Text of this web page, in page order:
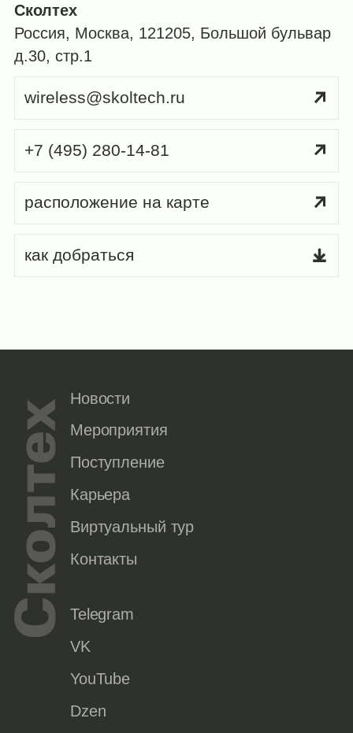
Сколтех
Россия, Москва, 121205, Большой бульвар
д.30, стр.1
wireless@skoltech.ru
+7 (495) 280-14-81
расположение на карте
как добраться
Новости
Мероприятия
Поступление
Карьера
Виртуальный тур
Контакты
Telegram
VK
YouTube
Dzen